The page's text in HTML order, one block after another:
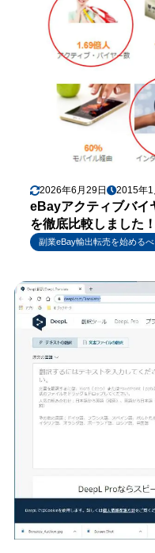
2026年6月29日 2015年1
eBayアクティブバイ
を徹底比較しました
副業eBay輸出転売を始める